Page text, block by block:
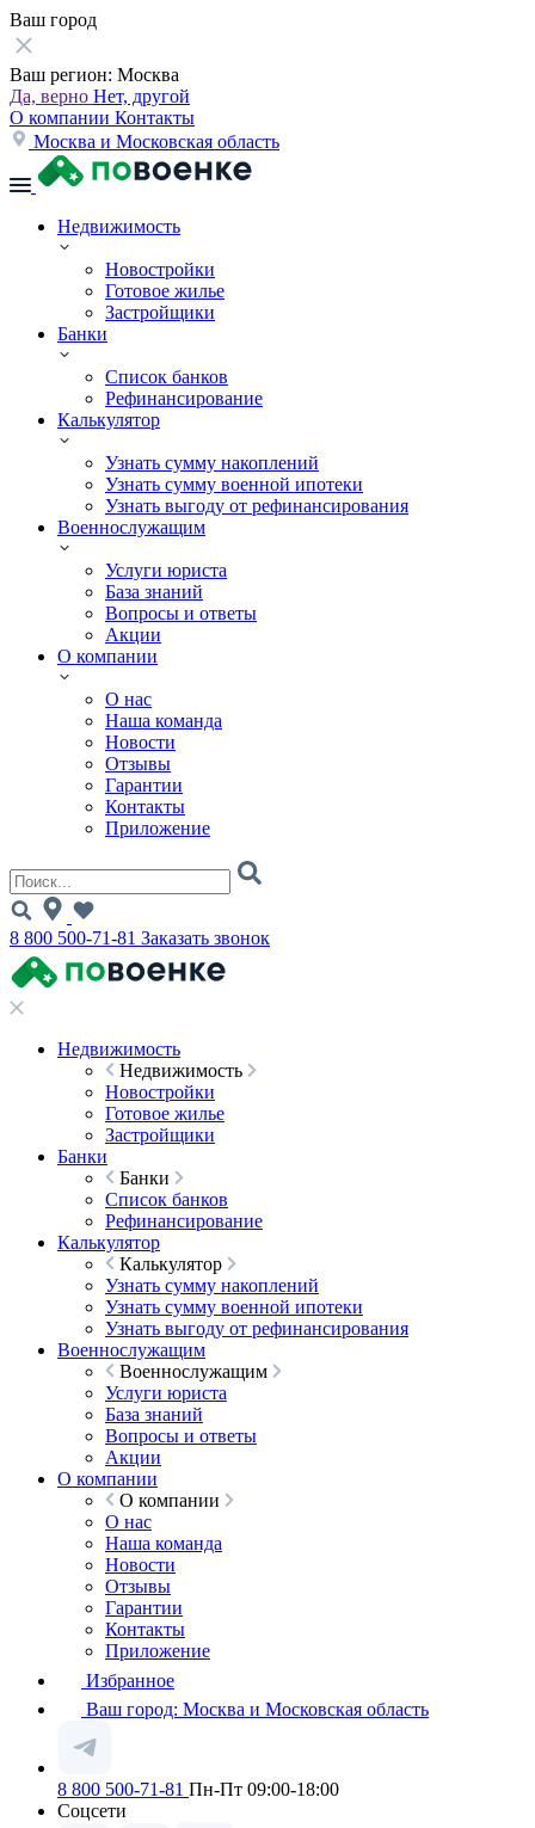
Ваш город
Ваш регион: Москва
Да, верно Нет, другой
О компании Контакты
Москва и Московская область
Недвижимость
Новостройки
Готовое жилье
Застройщики
Банки
Список банков
Рефинансирование
Калькулятор
Узнать сумму накоплений
Узнать сумму военной ипотеки
Узнать выгоду от рефинансирования
Военнослужащим
Услуги юриста
База знаний
Вопросы и ответы
Акции
О компании
О нас
Наша команда
Новости
Отзывы
Гарантии
Контакты
Приложение
8 800 500-71-81 Заказать звонок
Недвижимость
Недвижимость
Новостройки
Готовое жилье
Застройщики
Банки
Банки
Список банков
Рефинансирование
Калькулятор
Калькулятор
Узнать сумму накоплений
Узнать сумму военной ипотеки
Узнать выгоду от рефинансирования
Военнослужащим
Военнослужащим
Услуги юриста
База знаний
Вопросы и ответы
Акции
О компании
О компании
О нас
Наша команда
Новости
Отзывы
Гарантии
Контакты
Приложение
Избранное
Ваш город: Москва и Московская область
8 800 500-71-81 Пн-Пт 09:00-18:00
Соцсети